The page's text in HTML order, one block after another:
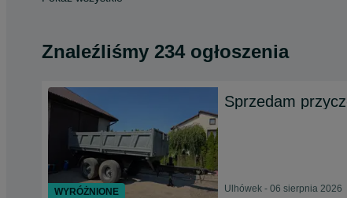
Znaleźliśmy 234 ogłoszenia
Sprzedam
Ulhówek - 06 sierpnia 2026
WYRÓŻNIONE